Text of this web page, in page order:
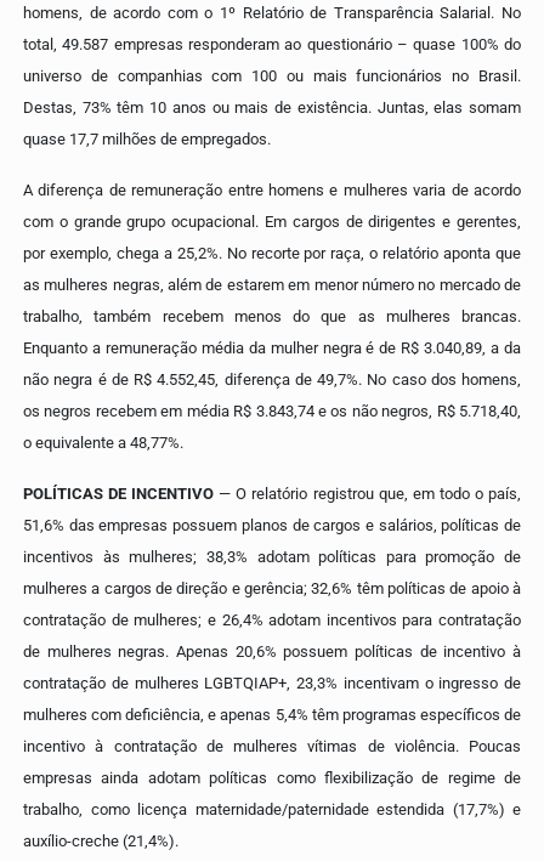
homens, de acordo com o 1º Relatório de Transparência Salarial. No
total, 49.587 empresas responderam ao questionário – quase 100% do
universo de companhias com 100 ou mais funcionários no Brasil.
Destas, 73% têm 10 anos ou mais de existência. Juntas, elas somam
quase 17,7 milhões de empregados.
A diferença de remuneração entre homens e mulheres varia de acordo
com o grande grupo ocupacional. Em cargos de dirigentes e gerentes,
por exemplo, chega a 25,2%. No recorte por raça, o relatório aponta que
as mulheres negras, além de estarem em menor número no mercado de
trabalho, também recebem menos do que as mulheres brancas.
Enquanto a remuneração média da mulher negra é de R$ 3.040,89, a da
não negra é de R$ 4.552,45, diferença de 49,7%. No caso dos homens,
os negros recebem em média R$ 3.843,74 e os não negros, R$ 5.718,40,
o equivalente a 48,77%.
POLÍTICAS DE INCENTIVO — O relatório registrou que, em todo o país,
51,6% das empresas possuem planos de cargos e salários, políticas de
incentivos às mulheres; 38,3% adotam políticas para promoção de
mulheres a cargos de direção e gerência; 32,6% têm políticas de apoio à
contratação de mulheres; e 26,4% adotam incentivos para contratação
de mulheres negras. Apenas 20,6% possuem políticas de incentivo à
contratação de mulheres LGBTQIAP+, 23,3% incentivam o ingresso de
mulheres com deficiência, e apenas 5,4% têm programas específicos de
incentivo à contratação de mulheres vítimas de violência. Poucas
empresas ainda adotam políticas como flexibilização de regime de
trabalho, como licença maternidade/paternidade estendida (17,7%) e
auxílio-creche (21,4%).